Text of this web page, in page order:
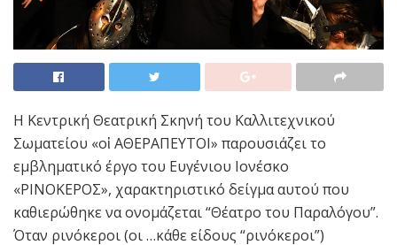
Η Κεντρική Θεατρική Σκηνή του Καλλιτεχνικού
Σωματείου «οἱ ΑΘΕΡΑΠΕΥΤΟΙ» παρουσιάζει το
εμβληματικό έργο του Ευγένιου Ιονέσκο
«ΡΙΝΟΚΕΡΟΣ», χαρακτηριστικό δείγμα αυτού που
καθιερώθηκε να ονομάζεται “Θέατρο του Παραλόγου”.
Όταν ρινόκεροι (οι …κάθε είδους “ρινόκεροι”)